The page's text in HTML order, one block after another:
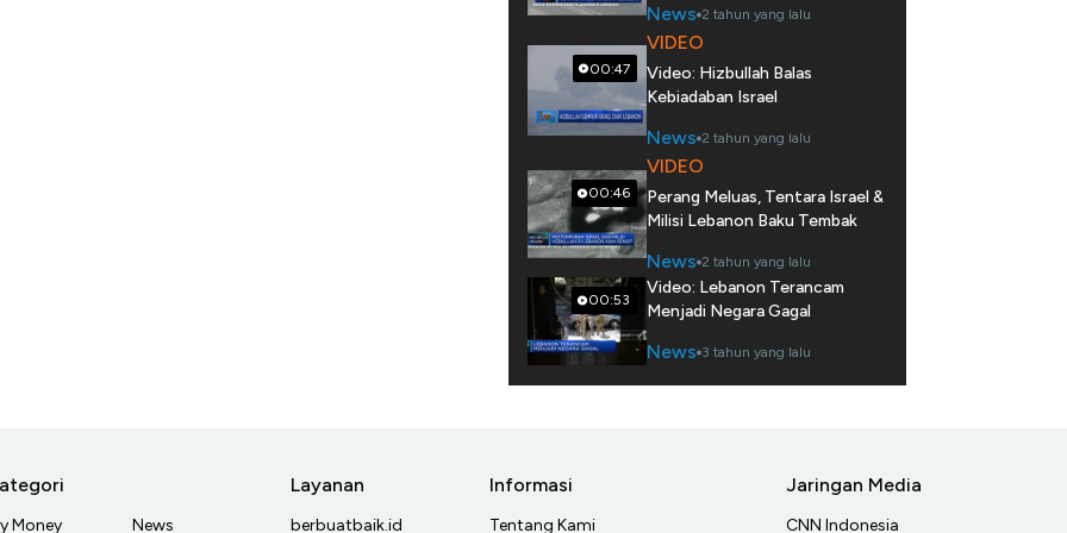
News 2 tahun yang lalu
00:47
VIDEO
Video: Hizbullah Balas
Kebiadaban Israel
News 2 tahun yang lalu
00:46
VIDEO
Perang Meluas, Tentara Israel &
Milisi Lebanon Baku Tembak
News 2 tahun yang lalu
00:53
Video: Lebanon Terancam
Menjadi Negara Gagal
News 3 tahun yang lalu
Money News
Layanan
berbuatbaik.id
Informasi
Tentang Kami
Jaringan Media
CNN Indonesia